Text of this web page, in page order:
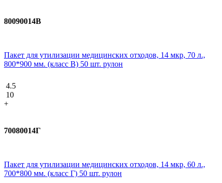
80090014В
Пакет для утилизации медицинских отходов, 14 мкр, 70 л.,
800*900 мм. (класс В) 50 шт. рулон
4.5
10
+
70080014Г
Пакет для утилизации медицинских отходов, 14 мкр, 60 л.,
700*800 мм. (класс Г) 50 шт. рулон